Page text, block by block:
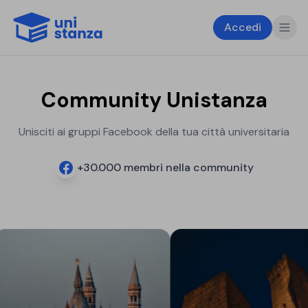
Accedi
Community Unistanza
Unisciti ai gruppi Facebook della tua città universitaria
+30.000membri nella community